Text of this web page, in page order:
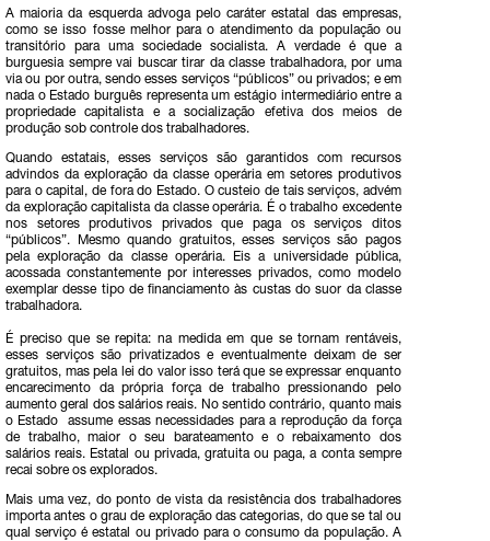
A maioria da esquerda advoga pelo caráter estatal das empresas,
como se isso fosse melhor para o atendimento da população ou
transitório para uma sociedade socialista. A verdade é que a
burguesia sempre vai buscar tirar da classe trabalhadora, por uma
via ou por outra, sendo esses serviços “públicos” ou privados; e em
nada o Estado burguês representa um estágio intermediário entre a
propriedade capitalista e a socialização efetiva dos meios de
produção sob controle dos trabalhadores.
Quando estatais, esses serviços são garantidos com recursos
advindos da exploração da classe operária em setores produtivos
para o capital, de fora do Estado. O custeio de tais serviços, advém
da exploração capitalista da classe operária. É o trabalho excedente
nos setores produtivos privados que paga os serviços ditos
“públicos”. Mesmo quando gratuitos, esses serviços são pagos
pela exploração da classe operária. Eis a universidade pública,
acossada constantemente por interesses privados, como modelo
exemplar desse tipo de financiamento às custas do suor da classe
trabalhadora.
É preciso que se repita: na medida em que se tornam rentáveis,
esses serviços são privatizados e eventualmente deixam de ser
gratuitos, mas pela lei do valor isso terá que se expressar enquanto
encarecimento da própria força de trabalho pressionando pelo
aumento geral dos salários reais. No sentido contrário, quanto mais
o Estado assume essas necessidades para a reprodução da força
de trabalho, maior o seu barateamento e o rebaixamento dos
salários reais. Estatal ou privada, gratuita ou paga, a conta sempre
recai sobre os explorados.
Mais uma vez, do ponto de vista da resistência dos trabalhadores
importa antes o grau de exploração das categorias, do que se tal ou
qual serviço é estatal ou privado para o consumo da população. A